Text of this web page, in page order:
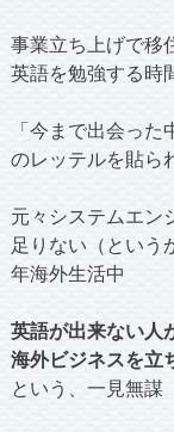
事業立ち上げで移
英語を勉強する時
「今まで出会った
のレッテルを貼ら
元々システムエン
足りない（という
年海外生活中
英語が出来ない人
海外ビジネスを立
という、一見無謀